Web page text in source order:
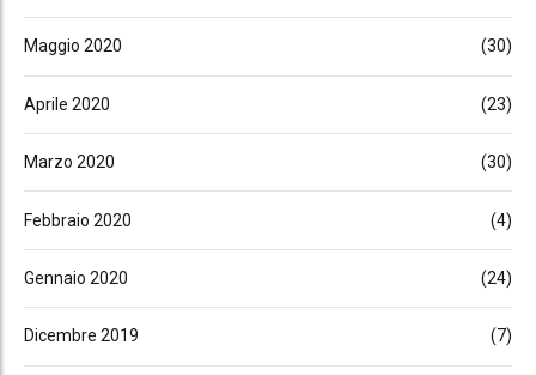
Maggio 2020 (30)
Aprile 2020 (23)
Marzo 2020 (30)
Febbraio 2020 (4)
Gennaio 2020 (24)
Dicembre 2019 (7)